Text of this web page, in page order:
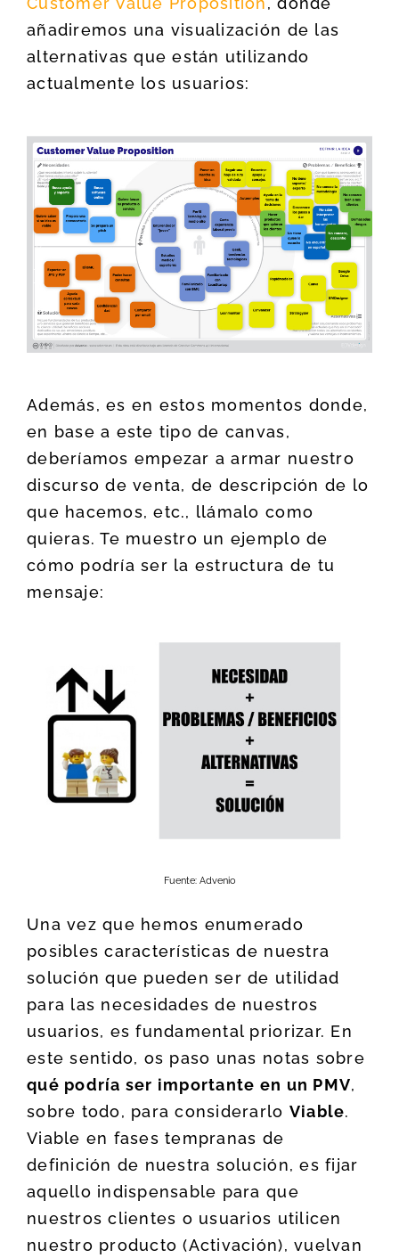
añadiremos una visualización de las
alternativas que están utilizando
actualmente los usuarios:
Además, es en estos momentos donde,
en base a este tipo de canvas,
deberíamos empezar a armar nuestro
discurso de venta, de descripción de lo
que hacemos, etc., llámalo como
quieras. Te muestro un ejemplo de
cómo podría ser la estructura de tu
mensaje:
Fuente: Advenio
Una vez que hemos enumerado
posibles características de nuestra
solución que pueden ser de utilidad
para las necesidades de nuestros
usuarios, es fundamental priorizar. En
este sentido, os paso unas notas sobre
qué podría ser importante en un PMV,
sobre todo, para considerarlo Viable.
Viable en fases tempranas de
definición de nuestra solución, es fijar
aquello indispensable para que
nuestros clientes o usuarios utilicen
nuestro producto (Activación), vuelvan